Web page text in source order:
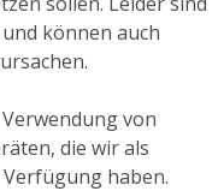
können auch
von
die wir als
haben.